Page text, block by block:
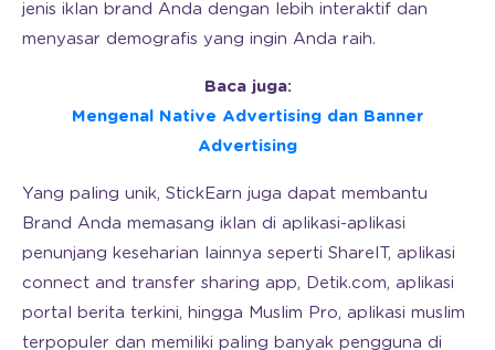
jenis iklan brand Anda dengan lebih interaktif dan
menyasar demografis yang ingin Anda raih.
Baca juga:
Mengenal Native Advertising dan Banner
Advertising
Yang paling unik, StickEarn juga dapat membantu
Brand Anda memasang iklan di aplikasi-aplikasi
penunjang keseharian lainnya seperti ShareIT, aplikasi
connect and transfer sharing app, Detik.com, aplikasi
portal berita terkini, hingga Muslim Pro, aplikasi muslim
terpopuler dan memiliki paling banyak pengguna di